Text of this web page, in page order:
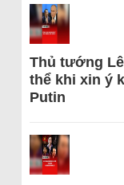
Thủ tướng
thể khi xin ý
Putin